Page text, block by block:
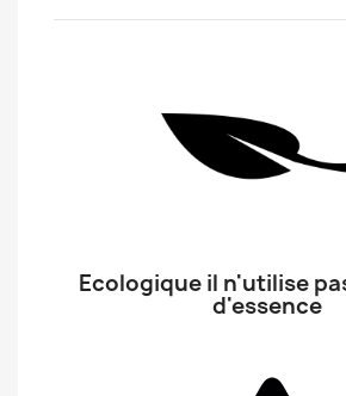
Ecologique il n'utilise
d'essence